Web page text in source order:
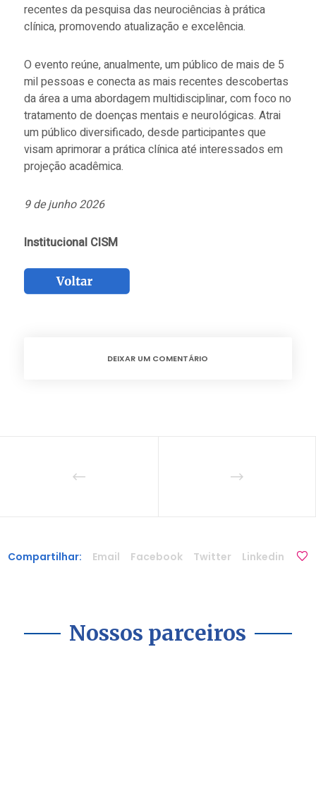
recentes da pesquisa das neurociências à prática
clínica, promovendo atualização e excelência.
O evento reúne, anualmente, um público de mais de 5
mil pessoas e conecta as mais recentes descobertas
da área a uma abordagem multidisciplinar, com foco no
tratamento de doenças mentais e neurológicas. Atrai
um público diversificado, desde participantes que
visam aprimorar a prática clínica até interessados em
projeção acadêmica.
9 de junho 2026
Institucional CISM
DEIXAR UM COMENTÁRIO
Compartilhar: Email Facebook Twitter Linkedin
Nossos parceiros